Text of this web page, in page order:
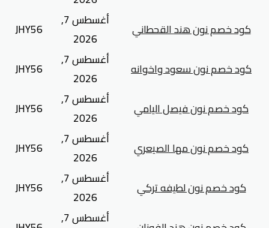
كود خصم نون هند القحطاني
أغسطس 7,
2026
JHY56
كود خصم نون سعود واخوانه
أغسطس 7,
2026
JHY56
كود خصم نون فيصل اليامي
أغسطس 7,
2026
JHY56
كود خصم نون مها الصيعري
أغسطس 7,
2026
JHY56
كود خصم نون لطيفه تركي
أغسطس 7,
2026
JHY56
أغسطس 7,